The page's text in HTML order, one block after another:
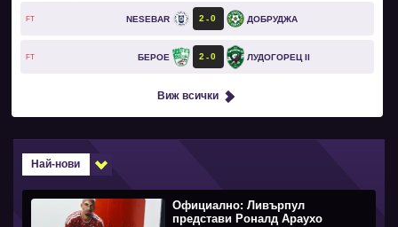
FT NESEBAR 2 0 ДОБРУДЖА
FT БЕРОЕ 2 0 ЛУДОГОРЕЦ II
Виж всички
Най-нови
Официално: Ливърпул
представи Роналд Араухо